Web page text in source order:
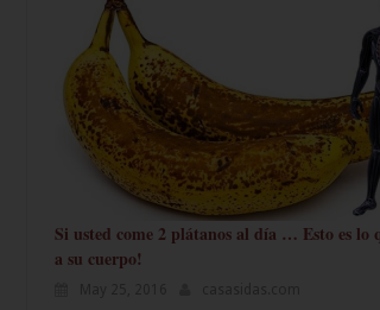
Si usted come 2 plátanos al día … Esto es lo
a su cuerpo!